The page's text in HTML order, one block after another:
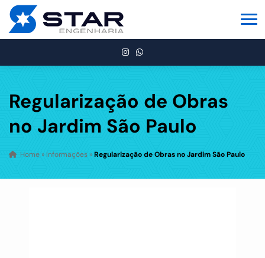
Regularização de Obras
no Jardim São Paulo
Home » Informações »Regularização de Obras no Jardim São Paulo